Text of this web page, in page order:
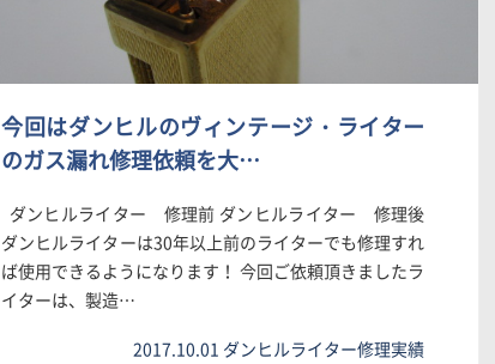
今回はダンヒルのヴィンテージ・ライター
のガス漏れ修理依頼を大…
ダンヒルライター 修理前 ダンヒルライター 修理後
ダンヒルライターは30年以上前のライターでも修理すれ
ば使用できるようになります！ 今回ご依頼頂きましたラ
イターは、製造…
2017.10.01 ダンヒルライター修理実績